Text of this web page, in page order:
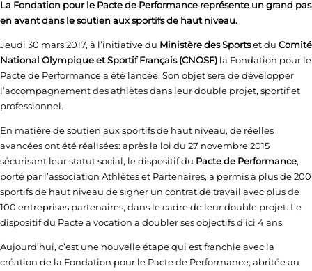
La Fondation pour le Pacte de Performance représente un grand pas
en avant dans le soutien aux sportifs de haut niveau.
Jeudi 30 mars 2017, à l’initiative du Ministère des Sportset du Comité
National Olympique et Sportif Français (CNOSF) la Fondation pour le
Pacte de Performance a été lancée. Son objet sera de développer
l’accompagnement des athlètes dans leur double projet, sportif et
professionnel.
En matière de soutien aux sportifs de haut niveau, de réelles
avancées ont été réalisées: après la loi du 27 novembre 2015
sécurisant leur statut social, le dispositif du Pacte de Performance,
porté par l’association Athlètes et Partenaires, a permis à plus de 200
sportifs de haut niveau de signer un contrat de travail avec plus de
100 entreprises partenaires, dans le cadre de leur double projet. Le
dispositif du Pacte a vocation a doubler ses objectifs d’ici 4 ans.
Aujourd’hui, c’est une nouvelle étape qui est franchie avec la
création de la Fondation pour le Pacte de Performance, abritée au